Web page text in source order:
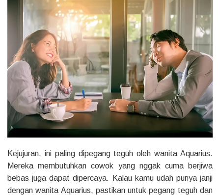
Kejujuran, ini paling dipegang teguh oleh wanita Aquarius.
Mereka membutuhkan cowok yang nggak cuma berjiwa
bebas juga dapat dipercaya. Kalau kamu udah punya janji
dengan wanita Aquarius, pastikan untuk pegang teguh dan